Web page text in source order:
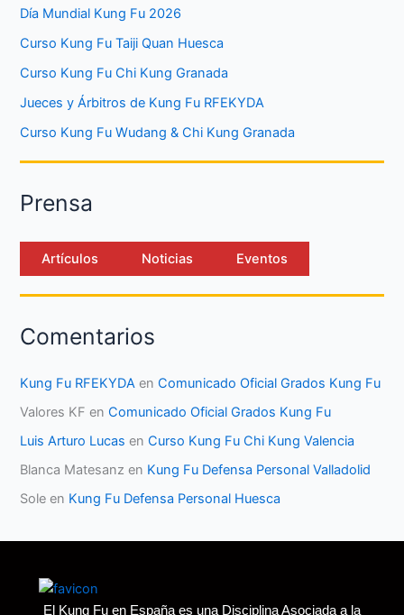
Día Mundial Kung Fu 2026
Curso Kung Fu Taiji Quan Huesca
Curso Kung Fu Chi Kung Granada
Jueces y Árbitros de Kung Fu RFEKYDA
Curso Kung Fu Wudang & Chi Kung Granada
Prensa
Artículos Noticias Eventos
Comentarios
Kung Fu RFEKYDA enComunicado Oficial Grados Kung Fu
Valores KF enComunicado Oficial Grados Kung Fu
Luis Arturo Lucas enCurso Kung Fu Chi Kung Valencia
Blanca Matesanz en Kung Fu Defensa Personal Valladolid
Sole en Kung Fu Defensa Personal Huesca
El Kung Fu en España es una Disciplina Asociada a la